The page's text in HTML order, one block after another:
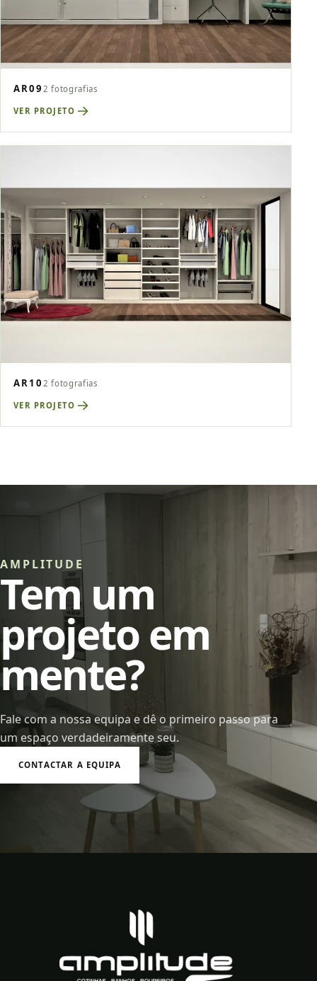
AR09 2 fotografias
VER PROJETO
AR10 2 fotografias
VER PROJETO
AMPLITUDE
Tem um
projeto em
mente?
Fale com a nossa equipa e dê o primeiro passo para
um espaço verdadeiramente seu.
CONTACTAR A EQUIPA